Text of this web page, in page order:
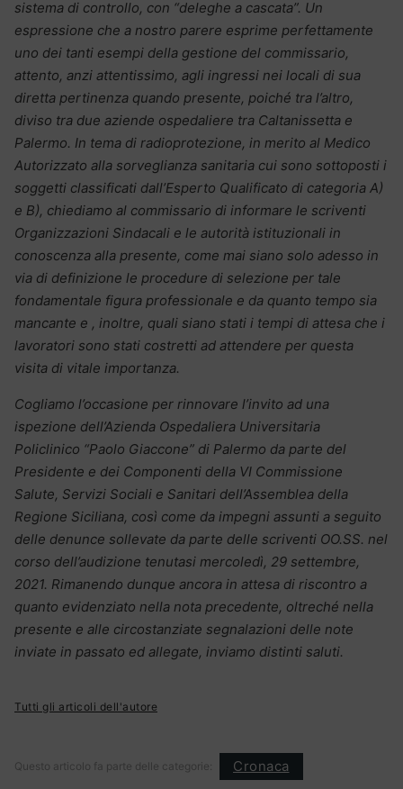
sistema di controllo, con “deleghe a cascata”. Un
espressione che a nostro parere esprime perfettamente
uno dei tanti esempi della gestione del commissario,
attento, anzi attentissimo, agli ingressi nei locali di sua
diretta pertinenza quando presente, poiché tra l’altro,
diviso tra due aziende ospedaliere tra Caltanissetta e
Palermo. In tema di radioprotezione, in merito al Medico
Autorizzato alla sorveglianza sanitaria cui sono sottoposti i
soggetti classificati dall’Esperto Qualificato di categoria A)
e B), chiediamo al commissario di informare le scriventi
Organizzazioni Sindacali e le autorità istituzionali in
conoscenza alla presente, come mai siano solo adesso in
via di definizione le procedure di selezione per tale
fondamentale figura professionale e da quanto tempo sia
mancante e , inoltre, quali siano stati i tempi di attesa che i
lavoratori sono stati costretti ad attendere per questa
visita di vitale importanza.
Cogliamo l’occasione per rinnovare l’invito ad una
ispezione dell’Azienda Ospedaliera Universitaria
Policlinico “Paolo Giaccone” di Palermo da parte del
Presidente e dei Componenti della VI Commissione
Salute, Servizi Sociali e Sanitari dell’Assemblea della
Regione Siciliana, così come da impegni assunti a seguito
delle denunce sollevate da parte delle scriventi OO.SS. nel
corso dell’audizione tenutasi mercoledì, 29 settembre,
2021. Rimanendo dunque ancora in attesa di riscontro a
quanto evidenziato nella nota precedente, oltreché nella
presente e alle circostanziate segnalazioni delle note
inviate in passato ed allegate, inviamo distinti saluti.
Tutti gli articoli dell'autore
Questo articolo fa parte delle categorie: Cronaca